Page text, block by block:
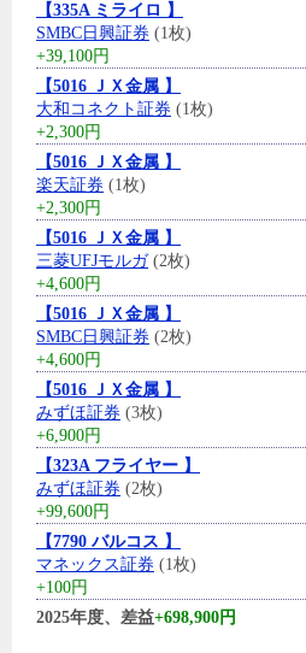
【335A ミライロ 】
SMBC日興証券 (1枚)
+39,100円
【5016 ＪＸ金属 】
大和コネクト証券 (1枚)
+2,300円
【5016 ＪＸ金属 】
楽天証券 (1枚)
+2,300円
【5016 ＪＸ金属 】
三菱UFJモルガ(2枚)
+4,600円
【5016 ＪＸ金属 】
SMBC日興証券 (2枚)
+4,600円
【5016 ＪＸ金属 】
みずほ証券 (3枚)
+6,900円
【323A フライヤー 】
みずほ証券 (2枚)
+99,600円
【7790 バルコス 】
マネックス証券 (1枚)
+100円
2025年度、差益+698,900円